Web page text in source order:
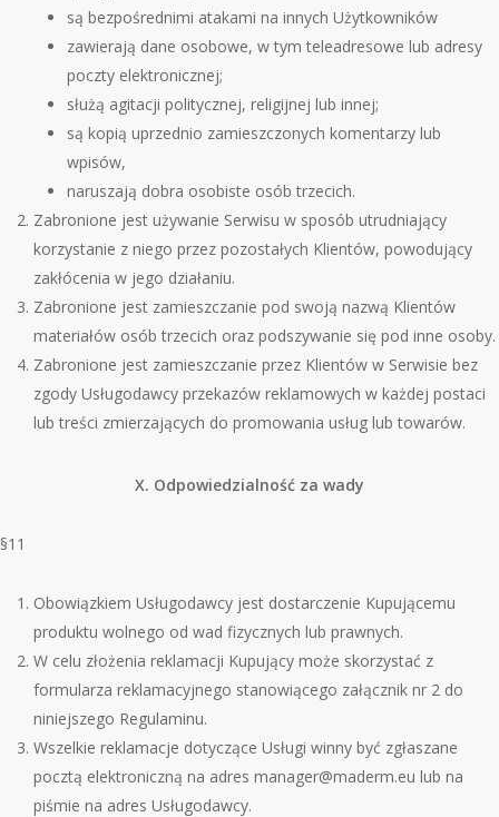
są bezpośrednimi atakami na innych Użytkowników
zawierają dane osobowe, w tym teleadresowe lub adresy
poczty elektronicznej;
służą agitacji politycznej, religijnej lub innej;
są kopią uprzednio zamieszczonych komentarzy lub
wpisów,
naruszają dobra osobiste osób trzecich.
Zabronione jest używanie Serwisu w sposób utrudniający
korzystanie z niego przez pozostałych Klientów, powodujący
zakłócenia w jego działaniu.
Zabronione jest zamieszczanie pod swoją nazwą Klientów
materiałów osób trzecich oraz podszywanie się pod inne osoby.
Zabronione jest zamieszczanie przez Klientów w Serwisie bez
zgody Usługodawcy przekazów reklamowych w każdej postaci
lub treści zmierzających do promowania usług lub towarów.
X. Odpowiedzialność za wady
§11
Obowiązkiem Usługodawcy jest dostarczenie Kupującemu
produktu wolnego od wad fizycznych lub prawnych.
W celu złożenia reklamacji Kupujący może skorzystać z
formularza reklamacyjnego stanowiącego załącznik nr 2 do
niniejszego Regulaminu.
Wszelkie reklamacje dotyczące Usługi winny być zgłaszane
pocztą elektroniczną na adres manager@maderm.eu lub na
piśmie na adres Usługodawcy.